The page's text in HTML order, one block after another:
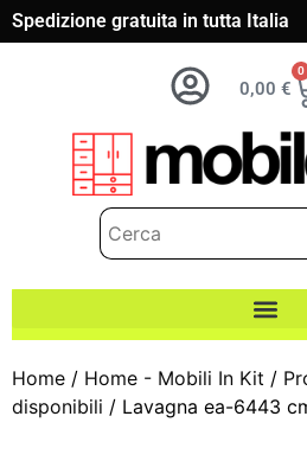
Spedizione gratuita in tutta Italia
0,00 €
0
Home / Home - Mobili In Kit /
disponibili / Lavagna ea-6443